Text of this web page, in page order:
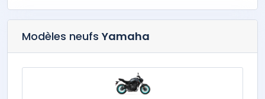
Modèles neufs Yamaha